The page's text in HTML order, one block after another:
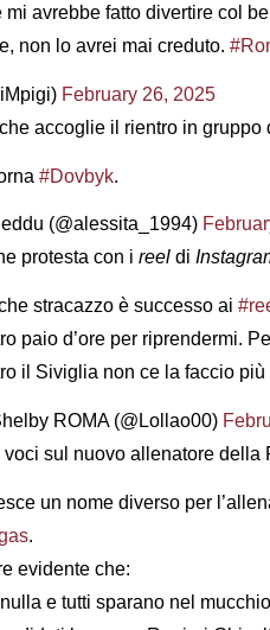
mi avrebbe fatto divertire col
non lo avrei mai creduto.
February 26, 2025
che accoglie il rientro in gruppo
#Dovbyk.
(@alessita_1994)
protesta con i reel di
stracazzo è successo ai
paio d’ore per riprendermi.
il Siviglia non ce la faccio più
ROMA (@Lollao00)
voci sul nuovo allenatore della
un nome diverso per
.
evidente che:
e tutti sparano nel mucchio